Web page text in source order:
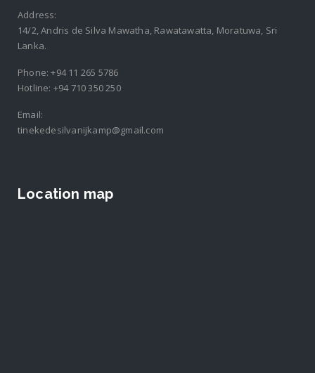
Address:
14/2, Andris de Silva Mawatha, Rawatawatta, Moratuwa, Sri
Lanka.
Phone:+94 11 265 5786
Hotline: +94 710 350 250
Email:
tinekedesilvanijkamp@gmail.com
Location map